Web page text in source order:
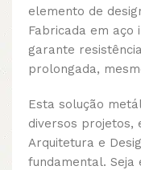
elemento de
Fabricada em aço
garante
prolongada,
Esta solução
diversos projetos,
Arquitetura e
fundamental. Seja